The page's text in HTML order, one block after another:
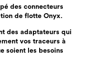
des connecteurs
de flotte Onyx.
des adaptateurs qui
vos traceurs à
soient les besoins